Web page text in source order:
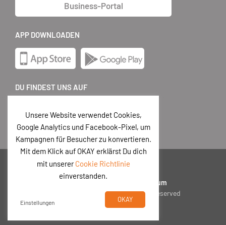
Business-Portal
APP DOWNLOADEN
DU FINDEST UNS AUF
DE
Impressum
© 2026 Postando GmbH|All rights reserved
Unsere Website verwendet Cookies,
Google Analytics und Facebook-Pixel, um
Kampagnen für Besucher zu konvertieren.
Mit dem Klick auf OKAY erklärst Du dich
mit unsererCookie Richtlinie
einverstanden.
Einstellungen OKAY